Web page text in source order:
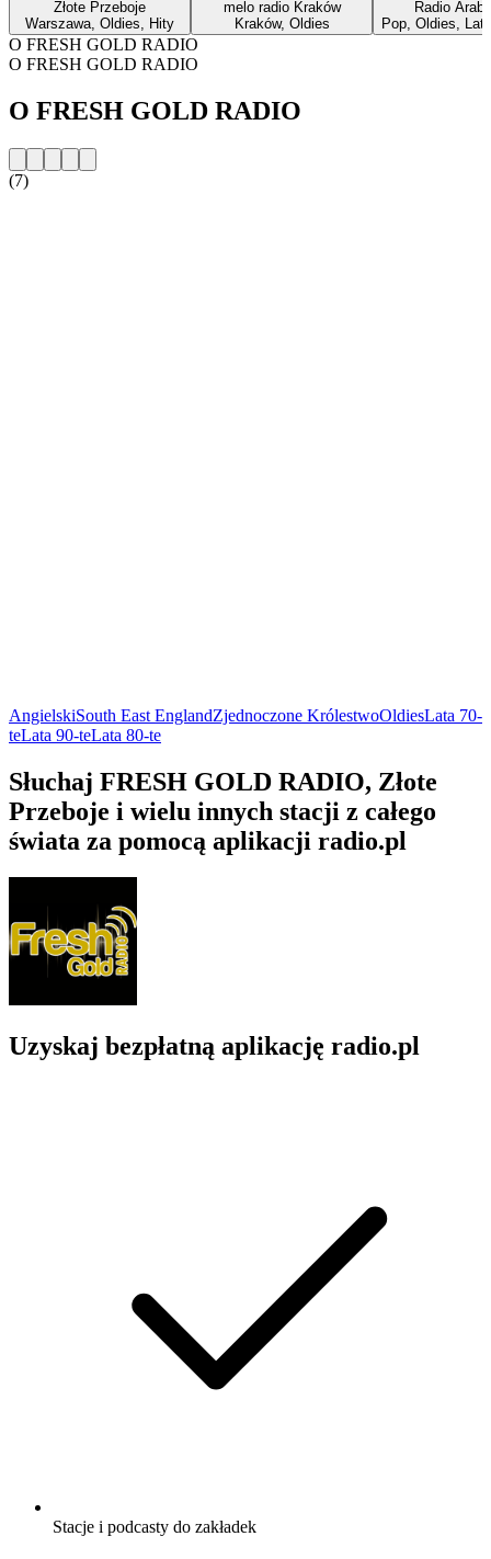
Złote Przeboje
Warszawa, Oldies, Hity
melo radio Kraków
Kraków, Oldies
Radio
Pop, Oldies,
O FRESH GOLD RADIO
O FRESH GOLD RADIO
O FRESH GOLD RADIO
(7)
AngielskiSouth East EnglandZjednoczone KrólestwoOldiesLata 70-
teLata 90-teLata 80-te
Słuchaj FRESH GOLD RADIO, Złote
Przeboje i wielu innych stacji z całego
świata za pomocą aplikacji radio.pl
Uzyskaj bezpłatną aplikację radio.pl
Stacje i podcasty do zakładek